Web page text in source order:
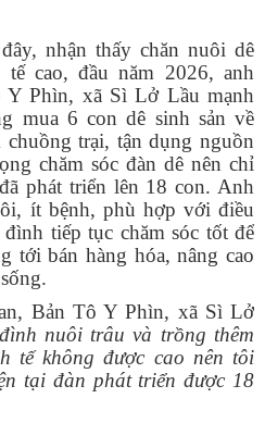
nhận thấy chăn nuôi dê
cao, đầu năm 2026, anh
Y Phìn, xã Sì Lở Lầu mạnh
mua 6 con dê sinh sản về
trại, tận dụng nguồn
chăm sóc đàn dê nên chỉ
phát triển lên 18 con. Anh
ít bệnh, phù hợp với điều
tiếp tục chăm sóc tốt để
tới bán hàng hóa, nâng cao
, Bản Tô Y Phìn, xã Sì Lở
nuôi trâu và trồng thêm
tế không được cao nên tôi
tại đàn phát triển được 18